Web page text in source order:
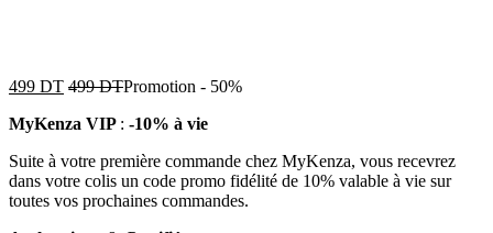
499 DT 499DTPromotion - 50%
MyKenza VIP : -10% à vie
Suite à votre première commande chez MyKenza, vous recevrez
dans votre colis un code promo fidélité de 10% valable à vie sur
toutes vos prochaines commandes.